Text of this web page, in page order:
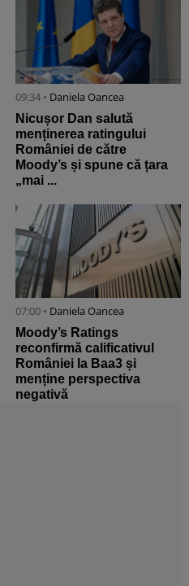
09:34 • Daniela Oancea
Nicușor Dan salută
menținerea ratingului
României de către
Moody’s și spune că țara
„mai ...
07:00 • Daniela Oancea
Moody’s Ratings
reconfirmă calificativul
României la Baa3 și
menține perspectiva
negativă